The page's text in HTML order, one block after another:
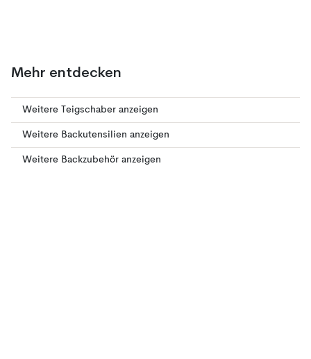
Mehr entdecken
Weitere Teigschaber anzeigen
Weitere Backutensilien anzeigen
Weitere Backzubehör anzeigen